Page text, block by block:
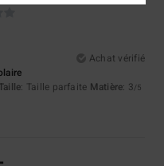
Achat vérifié
Taille: Taille parfaite Matière: 3/5